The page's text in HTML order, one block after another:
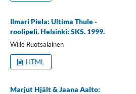
Ilmari Piela: Ultima Thule -
roolipeli. Helsinki: SKS. 1999.
Wille Ruotsalainen
HTML
Marjut Hjält & Jaana Aalto: